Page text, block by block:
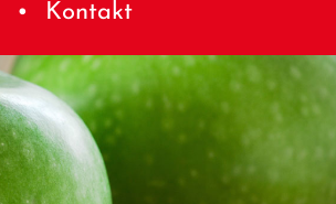
Kontakt